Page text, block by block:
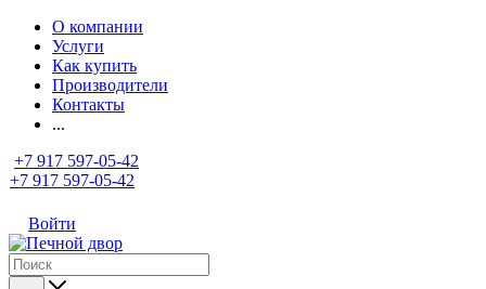
О компании
Услуги
Как купить
Производители
Контакты
...
+7 917 597-05-42
+7 917 597-05-42
Войти